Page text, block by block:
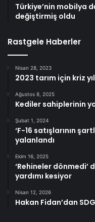
Türkiye’nin mobilya
değiştirmiş oldu
Rastgele Haberler
Nisan 28, 2023
2023 tarım için kriz
Ağustos 8, 2025
Kediler sahiplerinin
Şubat 1, 2024
‘F-16 satışlarının
yalanlandı
Ekim 16, 2025
‘Rehineler dönmedi’
yardımı kesiyor
Nisan 12, 2026
Hakan Fidan’dan